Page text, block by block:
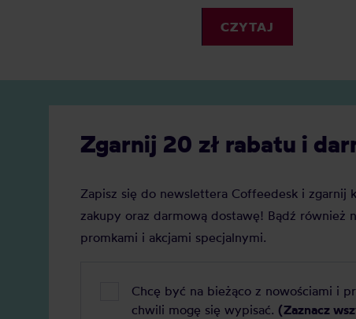
spieniacz do mleka kupić?
Elektryczny, ręczny, a może
indukcyjny? Oto nasz szczegółowy
CZYTAJ
Jaką
Zgarnij 20 zł rabatu i
Zapisz się do newslettera Coffeedesk i zgarnij
zakupy oraz darmową dostawę! Bądź również
promkami i akcjami specjalnymi.
Chcę być na bieżąco z nowościami i
chwili mogę się wypisać. (Zaznacz